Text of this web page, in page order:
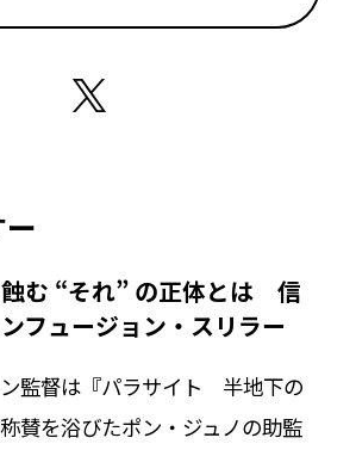
む “それ” の正体とは 信
フュージョン・スリラー
監督は『パラサイト 半地下の
賛を浴びたポン・ジュノの助監